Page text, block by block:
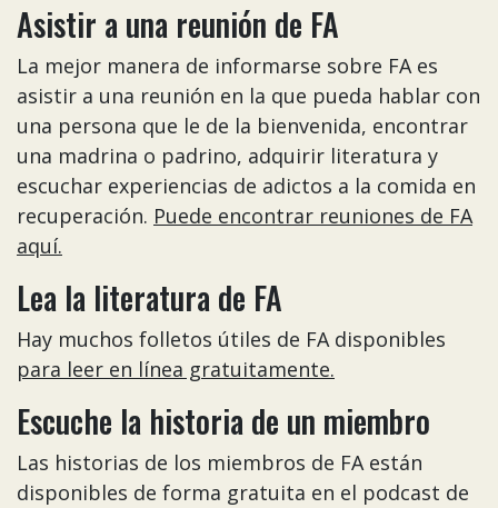
Asistir a una reunión de FA
La mejor manera de informarse sobre FA es
asistir a una reunión en la que pueda hablar con
una persona que le de la bienvenida, encontrar
una madrina o padrino, adquirir literatura y
escuchar experiencias de adictos a la comida en
recuperación. Puede encontrar reuniones de FA
aquí.
Lea la literatura de FA
Hay muchos folletos útiles de FA disponibles
para leer en línea gratuitamente.
Escuche la historia de un miembro
Las historias de los miembros de FA están
disponibles de forma gratuita en el podcast de